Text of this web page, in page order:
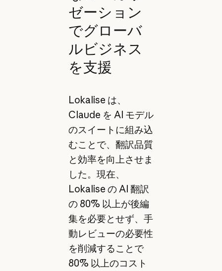
ゼーション
でグローバ
ルビジネス
を支援
Lokalise は、
Claude を AI モデル
のスイートに組み込
むことで、翻訳品質
と効率を向上させま
した。現在、
Lokalise の AI 翻訳
の 80% 以上が後編
集を必要とせず、手
動レビューの必要性
を削減することで
80% 以上のコスト